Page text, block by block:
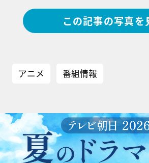
この記事の写真を
アニメ 番組情報